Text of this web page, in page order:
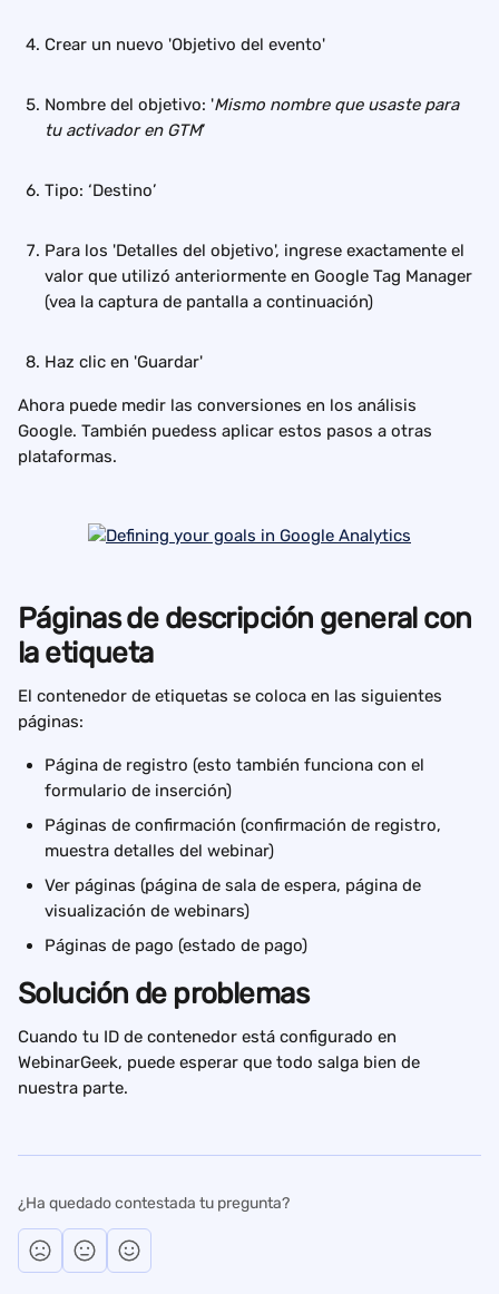
Crear un nuevo 'Objetivo del evento'
Nombre del objetivo: 'Mismo nombre que usaste para
tu activador en GTM’
Tipo: ‘Destino’
Para los 'Detalles del objetivo', ingrese exactamente el
valor que utilizó anteriormente en Google Tag Manager
(vea la captura de pantalla a continuación)
Haz clic en 'Guardar'
Ahora puede medir las conversiones en los análisis
Google. También puedess aplicar estos pasos a otras
plataformas.
Páginas de descripción general con
la etiqueta
El contenedor de etiquetas se coloca en las siguientes
páginas:
Página de registro (esto también funciona con el
formulario de inserción)
Páginas de confirmación (confirmación de registro,
muestra detalles del webinar)
Ver páginas (página de sala de espera, página de
visualización de webinars)
Páginas de pago (estado de pago)
Solución de problemas
Cuando tu ID de contenedor está configurado en
WebinarGeek, puede esperar que todo salga bien de
nuestra parte.
¿Ha quedado contestada tu pregunta?